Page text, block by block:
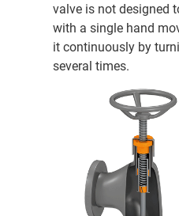
valve is not designed
with a single hand
it continuously by
several times.